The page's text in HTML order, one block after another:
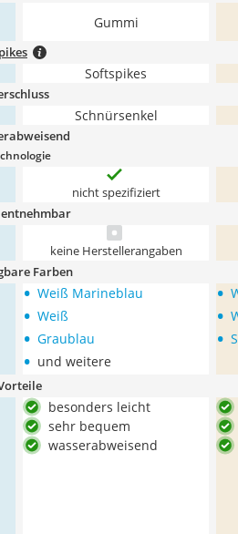
Gummi
Softspikes
Schnürsenkel
nicht spezifiziert
keine Herstellerangaben
Farben
• Weiß Marineblau
• Weiß
• Graublau
• und weitere
•
•
•
besonders leicht
sehr bequem
wasserabweisend